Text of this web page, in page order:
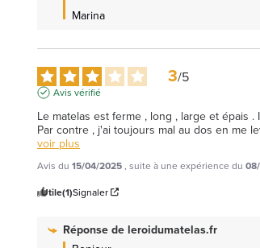
Marina
3/5
Avis vérifié
Le matelas est ferme , long , large et épais
Par contre , j'ai toujours mal au dos en me
voir plus
Avis du 15/04/2025, suite à une expérience du
Utile(1)Signaler
Réponse deleroidumatelas.fr